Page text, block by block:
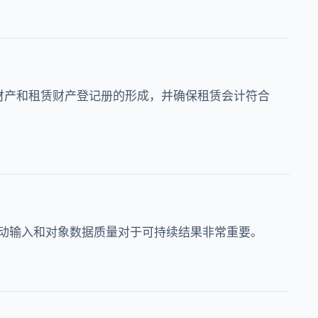
和租赁财产登记册的形成，并确保租赁会计符合
入和对象数据质量对于可持续结果非常重要。